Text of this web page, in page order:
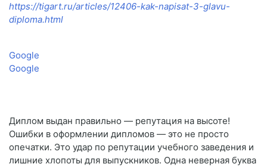
https://tigart.ru/articles/12406-kak-napisat-3-glavu-
diploma.html
Google
Google
Диплом выдан правильно — репутация на высоте!
Ошибки в оформлении дипломов — это не просто
опечатки. Это удар по репутации учебного заведения и
лишние хлопоты для выпускников. Одна неверная буква